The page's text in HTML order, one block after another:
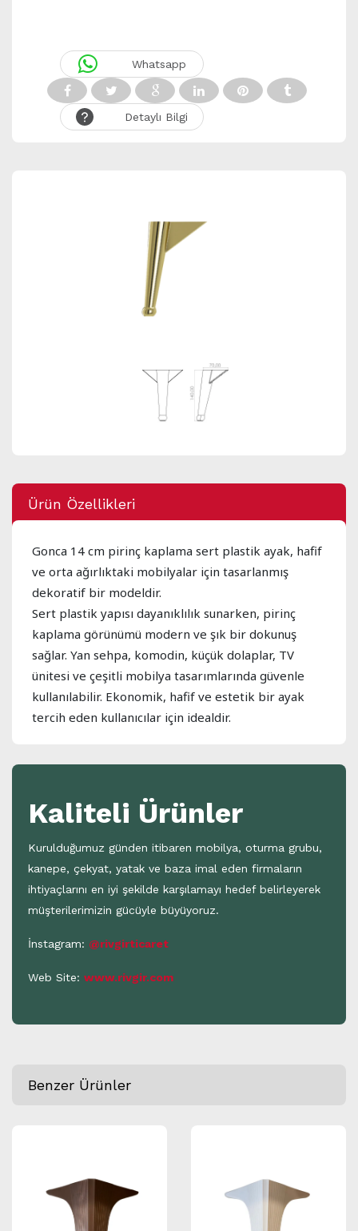
Whatsapp
Detaylı Bilgi
Ürün Özellikleri
Gonca 14 cm pirinç kaplama sert plastik ayak, hafif
ve orta ağırlıktaki mobilyalar için tasarlanmış
dekoratif bir modeldir.
Sert plastik yapısı dayanıklılık sunarken, pirinç
kaplama görünümü modern ve şık bir dokunuş
sağlar. Yan sehpa, komodin, küçük dolaplar, TV
ünitesi ve çeşitli mobilya tasarımlarında güvenle
kullanılabilir. Ekonomik, hafif ve estetik bir ayak
tercih eden kullanıcılar için idealdir.
Kaliteli Ürünler
Kurulduğumuz günden itibaren mobilya, oturma grubu,
kanepe, çekyat, yatak ve baza imal eden firmaların
ihtiyaçlarını en iyi şekilde karşılamayı hedef belirleyerek
müşterilerimizin gücüyle büyüyoruz.
İnstagram: @rivgirticaret
Web Site: www.rivgir.com
Benzer Ürünler